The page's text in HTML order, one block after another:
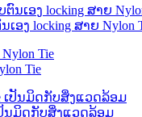
ງ locking ສາຍ Nylon
Tie
ປັນມິດກັບສິ່ງແວດລ້ອມ